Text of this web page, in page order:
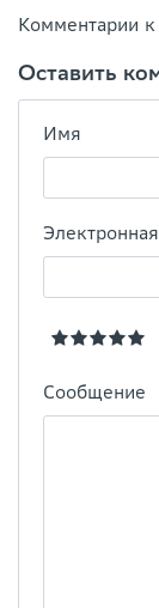
Комментарии к
Оставить
Имя
Сообщение